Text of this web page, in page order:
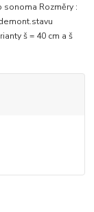
Rozměry :
š = 40 cm a š